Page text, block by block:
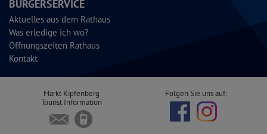
BÜRGERSERVICE
Aktuelles aus dem Rathaus
Was erledige ich wo?
Öffnungszeiten Rathaus
Kontakt
Markt Kipfenberg
Tourist Information
Folgen Sie uns auf: